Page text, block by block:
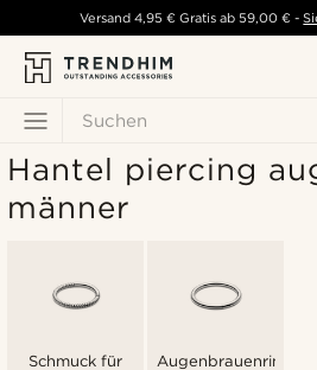
Suchen
Versand 4,95 € Gratis ab 59,00 € -
Hantel piercing
männer
Schmuck für
Augenbrauenringe